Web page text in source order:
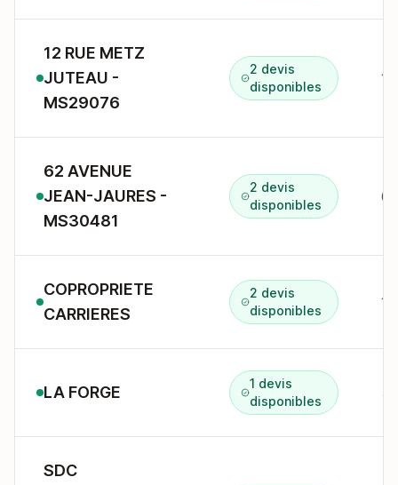
12 RUE METZ
JUTEAU -
MS29076
2 devis
disponibles
62 AVENUE
JEAN-JAURES -
MS30481
2 devis
disponibles
COPROPRIETE
CARRIERES
2 devis
disponibles
LA FORGE
1 devis
disponibles
SDC